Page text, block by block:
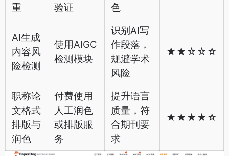
重
验证
色
AI生成
内容风
险检测
使用AIGC
检测模块
识别AI写
作段落，
规避学术
风险
★★☆☆☆
职称论
文格式
排版与
润色
付费使用
人工润色
或排版服
务
提升语言
质量，符
合期刊要
求
★★★★☆